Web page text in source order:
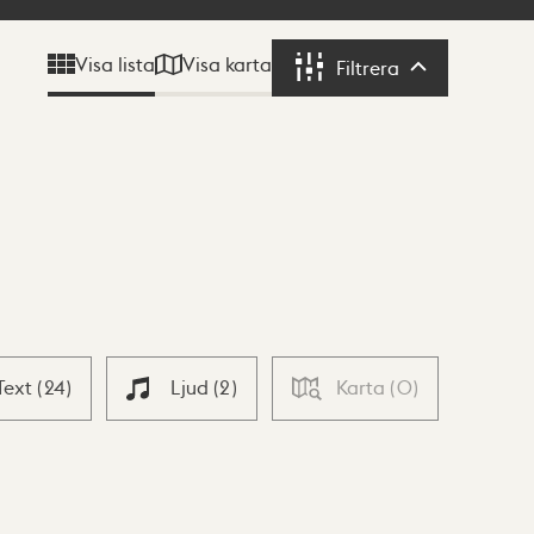
Visa lista Visa karta Filtrera Filtrera
(24) Ljud (2) Karta (0)